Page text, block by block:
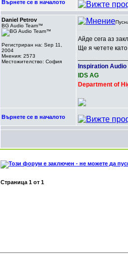
Върнете се в началото
Daniel Petrov
BG Audio Team™
Регистриран на: Sep 11,
2004
Мнения: 2573
Местожителство: София
Айде сега аз
Ще я четете
Inspiration Audio
IDS AG
Department of
Върнете се в началото
Страница 1 от 1